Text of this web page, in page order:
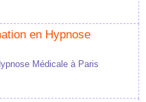
en Hypnose
Médicale à Paris